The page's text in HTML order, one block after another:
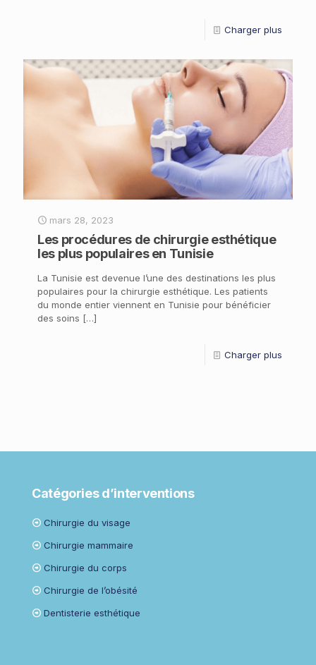
Charger plus
mars 28, 2023
Les procédures de chirurgie esthétique
les plus populaires en Tunisie
La Tunisie est devenue l’une des destinations les plus
populaires pour la chirurgie esthétique. Les patients
du monde entier viennent en Tunisie pour bénéficier
des soins […]
Charger plus
Catégories d’interventions
Chirurgie du visage
Chirurgie mammaire
Chirurgie du corps
Chirurgie de l’obésité
Dentisterie esthétique